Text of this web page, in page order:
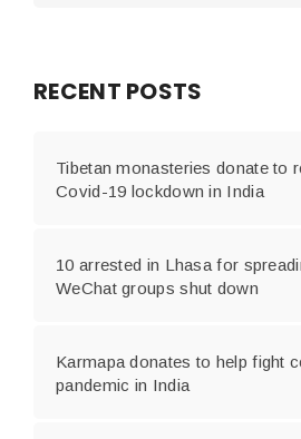
RECENT POSTS
Tibetan monasteries donate to
Covid-19 lockdown in India
10 arrested in Lhasa for
WeChat groups shut down
Karmapa donates to help fight
pandemic in India